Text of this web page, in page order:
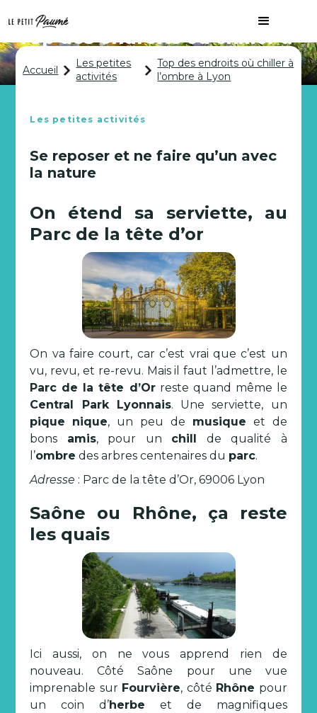
Top des endroits où chiller à
l’ombre à Lyon
Accueil
Les petites
activités
Top des endroits où chiller à
l’ombre à Lyon
Les petites activités
Se reposer et ne faire qu’un avec
la nature
On étend sa serviette, au
Parc de la tête d’or
On va faire court, car c’est vrai que c’est un
vu, revu, et re-revu. Mais il faut l’admettre, le
Parc de la tête d’Orreste quand même le
Central Park Lyonnais. Une serviette, un
pique
nique, un peu de musique et de
bons amis, pour un chill de qualité à
l’ombre des arbres centenaires du parc.
Adresse : Parc de la tête d’Or, 69006 Lyon
Saône ou Rhône, ça reste
les quais
Ici aussi, on ne vous apprend rien de
nouveau. Côté Saône pour une vue
imprenable sur Fourvière, côté Rhône pour
un coin d’herbe et de magnifiques